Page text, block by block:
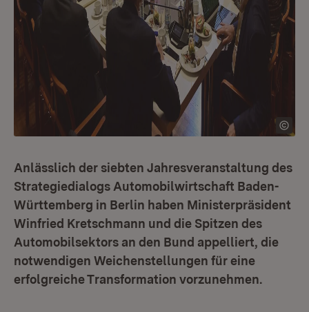
Anlässlich der siebten Jahresveranstaltung des
Strategiedialogs Automobilwirtschaft Baden-
Württemberg in Berlin haben Ministerpräsident
Winfried Kretschmann und die Spitzen des
Automobilsektors an den Bund appelliert, die
notwendigen Weichenstellungen für eine
erfolgreiche Transformation vorzunehmen.